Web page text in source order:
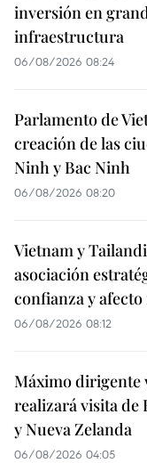
inversión en
infraestructura
06/08/2026 08:24
Parlamento de
creación de las
Ninh y Bac Ninh
06/08/2026 08:20
Vietnam y
asociación
confianza y
06/08/2026 08:12
Máximo dirigente
realizará visita de
y Nueva Zelanda
06/08/2026 04:05